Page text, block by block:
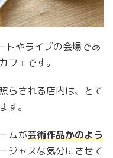
トやライブの会場であ
フェです。
らされる店内は、とて
す。
ムが芸術作品かのよう
ジャスな気分にさせて